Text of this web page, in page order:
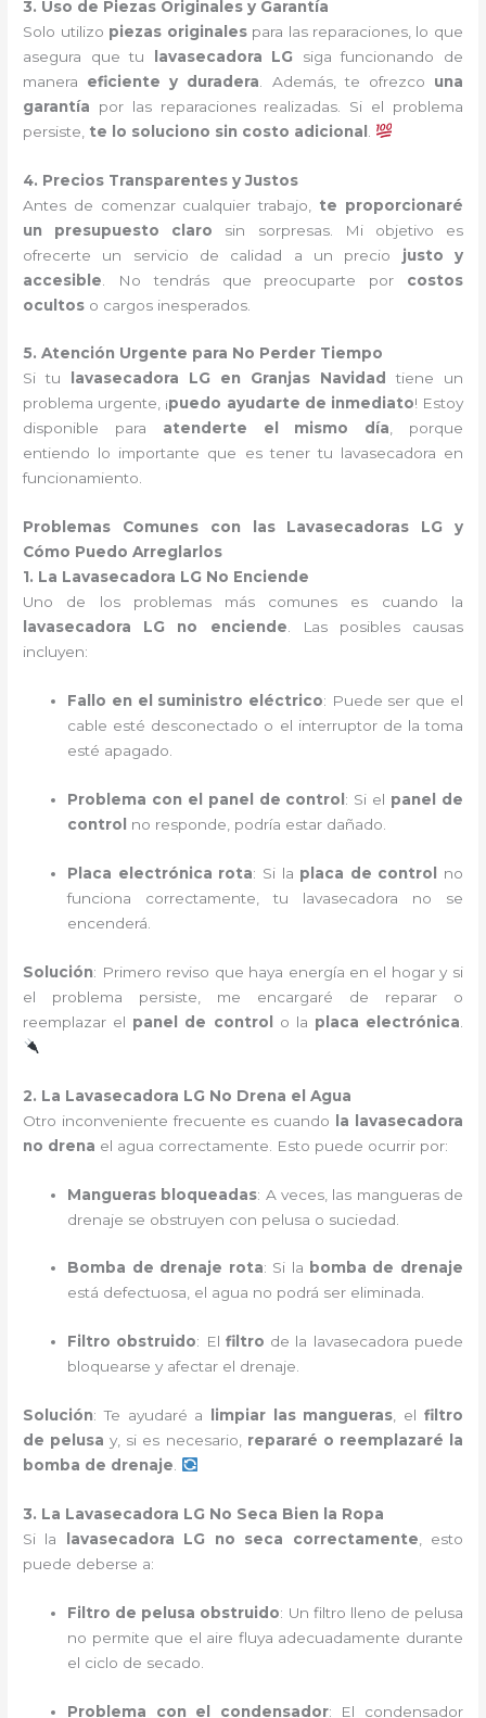
3. Uso de Piezas Originales y Garantía
Solo utilizo piezas originalespara las reparaciones, lo que
asegura que tu
lavasecadora LG siga funcionando de
manera eficiente y duradera . Además, te ofrezco una
garantía por las reparaciones realizadas. Si el problema
persiste, te lo soluciono sin costo adicional
4. Precios Transparentes y Justos
Antes de comenzar cualquier trabajo, te proporcionaré
un presupuesto claro sin sorpresas. Mi objetivo es
ofrecerte un servicio de calidad a un precio justo y
accesible . No tendrás que preocuparte por costos
ocultos o cargos inesperados.
5. Atención Urgente para No Perder Tiempo
Si tu
lavasecadora LG en Granjas Navidad
tiene un
problema urgente, ¡puedo ayudarte de inmediato! Estoy
disponible para atenderte el mismo día, porque
entiendo lo importante que es tener tu lavasecadora en
funcionamiento.
Problemas Comunes con las Lavasecadoras LG y
Cómo Puedo Arreglarlos
1. La Lavasecadora LG No Enciende
Uno de los problemas más comunes es cuando la
lavasecadora LG no enciende. Las posibles causas
incluyen:
Fallo en el suministro eléctrico: Puede ser que el
cable esté desconectado o el interruptor de la toma
esté apagado.
Problema con el panel de control : Si el panel de
control
no responde, podría estar dañado.
Placa electrónica rota: Si la placa de control
no
funciona correctamente, tu lavasecadora no se
encenderá.
Solución: Primero reviso que haya energía en el hogar y si
el problema persiste, me encargaré de reparar o
reemplazar el panel de control o la placa electrónica
2. La Lavasecadora LG No Drena el Agua
Otro inconveniente frecuente es cuando
la lavasecadora
no drena el agua correctamente. Esto puede ocurrir por:
Mangueras bloqueadas: A veces, las mangueras de
drenaje se obstruyen con pelusa o suciedad.
Bomba de drenaje rota: Si la bomba de drenaje
está defectuosa, el agua no podrá ser eliminada.
Filtro obstruido: El filtro de la lavasecadora puede
bloquearse y afectar el drenaje.
Solución: Te ayudaré a limpiar las mangueras , el filtro
de pelusa y, si es necesario, repararé o reemplazaré la
bomba de drenaje
3. La Lavasecadora LG No Seca Bien la Ropa
Si la
lavasecadora LG no seca correctamente , esto
puede deberse a:
Filtro de pelusa obstruido: Un filtro lleno de pelusa
no permite que el aire fluya adecuadamente durante
el ciclo de secado.
Problema con el condensador: El condensador